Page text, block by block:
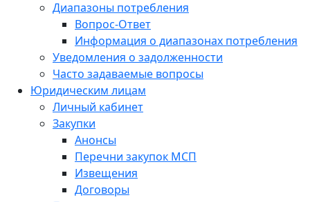
Диапазоны потребления
Вопрос-Ответ
Информация о диапазонах потребления
Уведомления о задолженности
Часто задаваемые вопросы
Юридическим лицам
Личный кабинет
Закупки
Анонсы
Перечни закупок МСП
Извещения
Договоры